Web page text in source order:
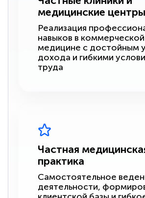
медицинские центры
Реализация
навыков в коммерческой
медицине с достойным
дохода и гибкими
труда
Частная
практика
Самостоятельное
деятельности,